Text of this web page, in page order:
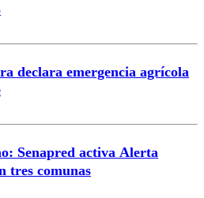
declara emergencia agrícola
Senapred activa Alerta
tres comunas